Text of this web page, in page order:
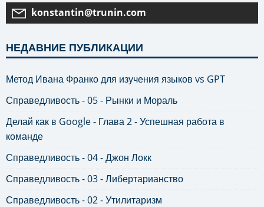
konstantin@trunin.com
НЕДАВНИЕ ПУБЛИКАЦИИ
Метод Ивана Франко для изучения языков vs GPT
Справедливость - 05 - Рынки и Мораль
Делай как в Google - Глава 2 - Успешная работа в
команде
Справедливость - 04 - Джон Локк
Справедливость - 03 - Либертарианство
Справедливость - 02 - Утилитаризм